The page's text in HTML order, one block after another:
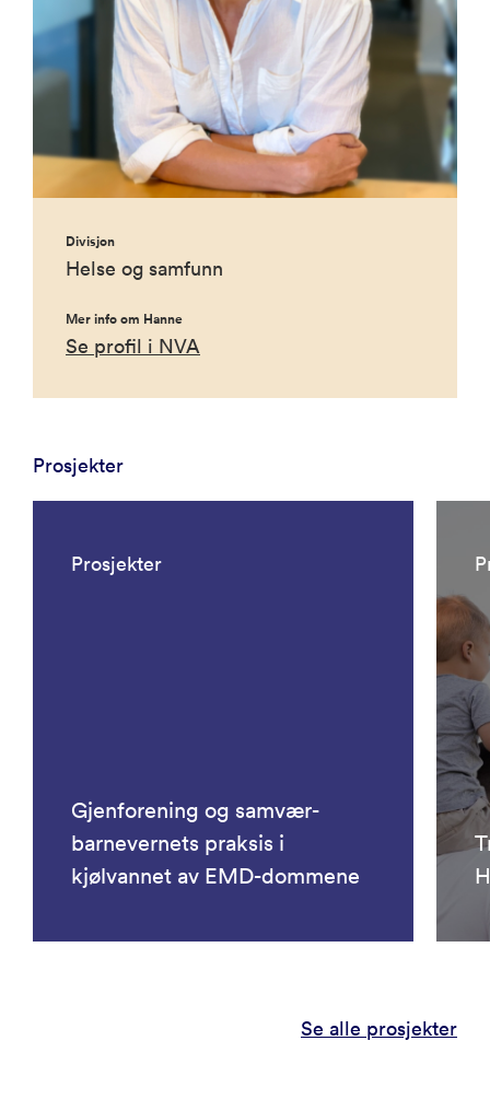
Divisjon
Helse og samfunn
Mer info om Hanne
Se profil i NVA
Prosjekter
Prosjekter
Gjenforening og samvær-
barnevernets praksis i
kjølvannet av EMD-dommene
Se alle prosjekter